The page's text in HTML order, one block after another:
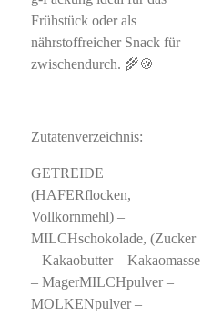
Frühstück oder als
nährstoffreicher Snack für
zwischendurch. 🌾🍪
Zutatenverzeichnis:
GETREIDE
(HAFERflocken,
Vollkornmehl) –
MILCHschokolade, (Zucker
– Kakaobutter – Kakaomasse
– MagerMILCHpulver –
MOLKENpulver –